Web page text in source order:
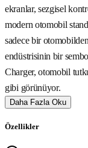
ekranlar, sezgisel
modern otomobil
sadece bir
endüstrisinin bir
Charger, otomobil
gibi görünüyor.
Daha Fazla Oku
Özellikler